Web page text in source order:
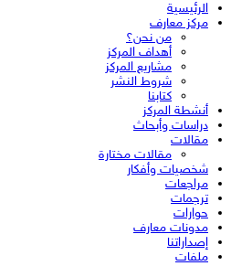
الرئيسية
مركز معارف
من نحن؟
أهداف المركز
مشاريع المركز
شروط النشر
كتابنا
أنشطة المركز
دراسات وأبحاث
مقالات
مقالات مختارة
شخصيات وأفكار
مراجعات
ترجمات
حوارات
مدونات معارف
إصداراتنا
ملفات